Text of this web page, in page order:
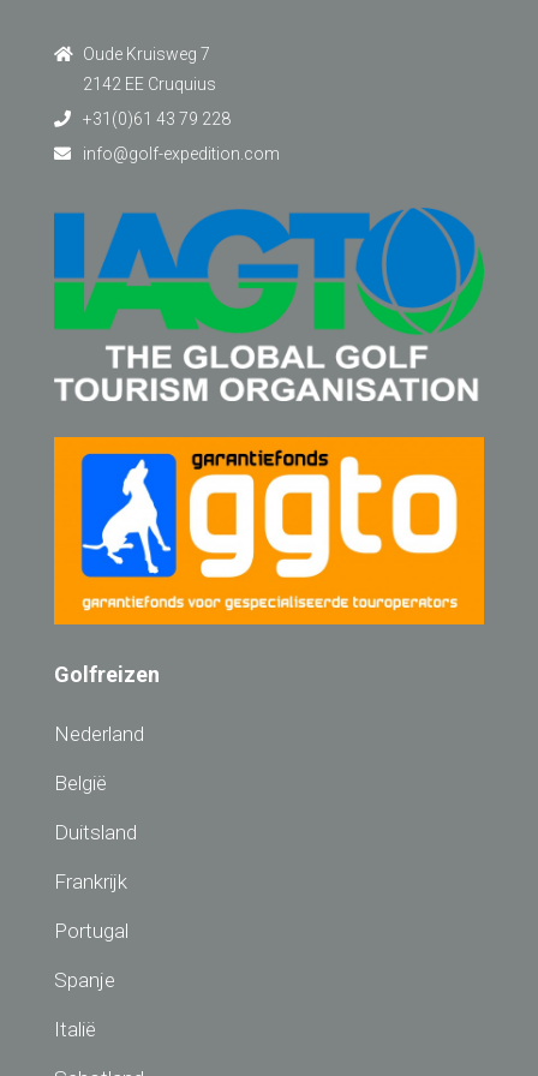
Oude Kruisweg 7
2142 EE Cruquius
+31(0)61 43 79 228
info@golf-expedition.com
Golfreizen
Nederland
België
Duitsland
Frankrijk
Portugal
Spanje
Italië